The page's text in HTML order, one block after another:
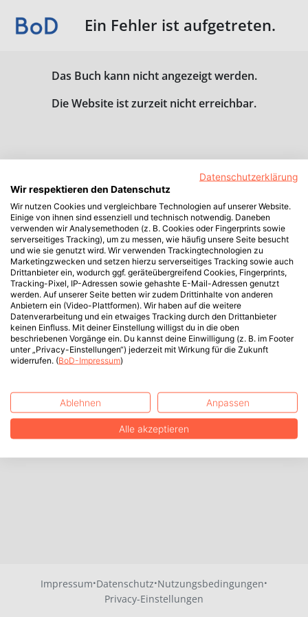
Ein Fehler ist aufgetreten.
Das Buch kann nicht angezeigt werden.
Die Website ist zurzeit nicht erreichbar.
Impressum·Datenschutz·Nutzungsbedingungen·
Privacy-Einstellungen
Datenschutzerklärung
Wir respektieren den Datenschutz
Wir nutzen Cookies und vergleichbare Technologien auf unserer Website.
Einige von ihnen sind essenziell und technisch notwendig. Daneben
verwenden wir Analysemethoden (z. B. Cookies oder Fingerprints sowie
serverseitiges Tracking), um zu messen, wie häufig unsere Seite besucht
und wie sie genutzt wird. Wir verwenden Trackingtechnologien zu
Marketingzwecken und setzen hierzu serverseitiges Tracking sowie auch
Drittanbieter ein, wodurch ggf. geräteübergreifend Cookies, Fingerprints,
Tracking-Pixel, IP-Adressen sowie gehashte E-Mail-Adressen genutzt
werden. Auf unserer Seite betten wir zudem Drittinhalte von anderen
Anbietern ein (Video-Plattformen). Wir haben auf die weitere
Datenverarbeitung und ein etwaiges Tracking durch den Drittanbieter
keinen Einfluss. Mit deiner Einstellung willigst du in die oben
beschriebenen Vorgänge ein. Du kannst deine Einwilligung (z. B. im Footer
unter „Privacy-Einstellungen“) jederzeit mit Wirkung für die Zukunft
widerrufen. (BoD-Impressum)
Ablehnen Anpassen
Alle akzeptieren